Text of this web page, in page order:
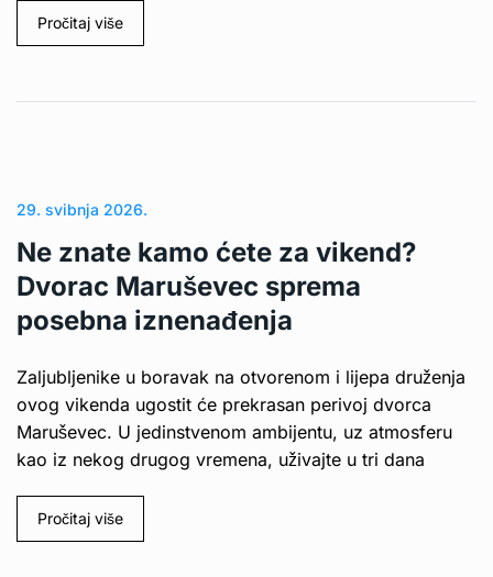
Pročitaj više
29. svibnja 2026.
Ne znate kamo ćete za vikend?
Dvorac Maruševec sprema
posebna iznenađenja
Zaljubljenike u boravak na otvorenom i lijepa druženja
ovog vikenda ugostit će prekrasan perivoj dvorca
Maruševec. U jedinstvenom ambijentu, uz atmosferu
kao iz nekog drugog vremena, uživajte u tri dana
Pročitaj više